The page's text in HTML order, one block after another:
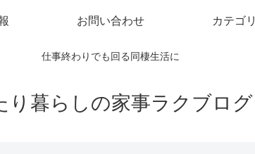
仕事終わりでも回る同棲生活に
り暮らしの家事ラクブログ
お問い合わせ カテゴリ